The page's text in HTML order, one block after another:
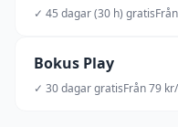
✓ 45 dagar (30 h) gratis
Bokus Play
✓ 30 dagar gratisFrån 79